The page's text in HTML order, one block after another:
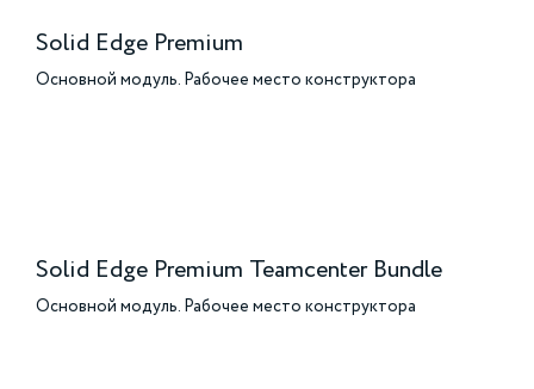
Solid Edge Premium
Основной модуль. Рабочее место конструктора
Solid Edge Premium Teamcenter Bundle
Основной модуль. Рабочее место конструктора